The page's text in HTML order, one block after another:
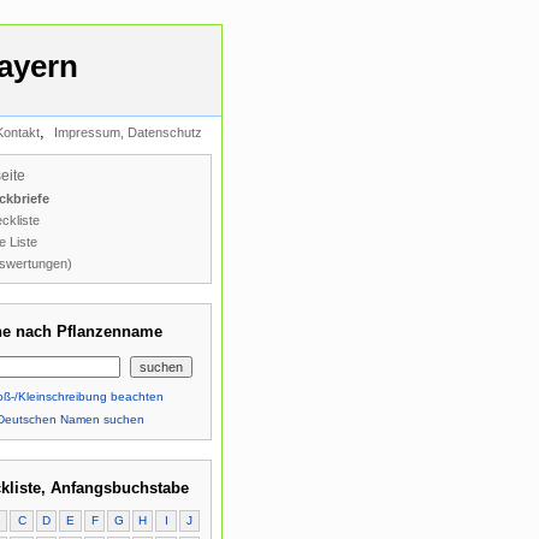
, Impressum, Datenschutz
Liste
nach Pflanzenname
Kleinschreibung beachten
Namen suchen
Anfangsbuchstabe
C D E F G H I J